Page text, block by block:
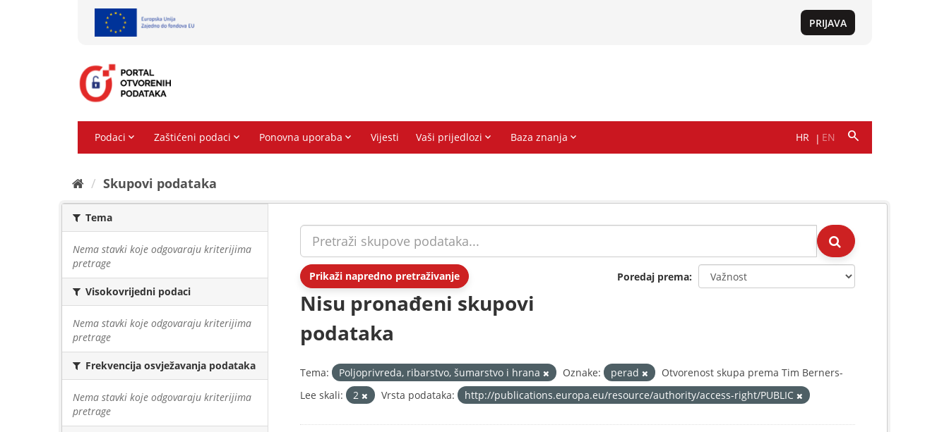
Skupovi podаtаkа
Tema
Nema stavki koje odgovaraju kriterijima
pretrage
Visokovrijedni podaci
Nema stavki koje odgovaraju kriterijima
pretrage
Frekvencija osvježavanja podataka
Nema stavki koje odgovaraju kriterijima
pretrage
Prikaži napredno pretraživanje Poredaj prema
Nisu pronađeni skupovi
podataka
Tema: Poljoprivreda, ribarstvo, šumarstvo i hrana Oznake: perad
Otvorenost skupa prema Tim Berners-
Lee skali:
2 Vrsta podataka: http://publications.europa.eu/resource/authority/access-right/PUBLIC